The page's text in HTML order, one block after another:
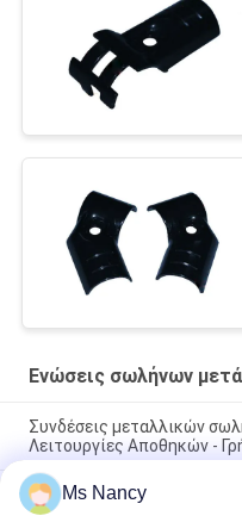
Ενώσεις σωλήνων
Συνδέσεις μεταλλικών
Λειτουργίες Αποθηκών -
Κόστος-αποτελεσματικό
Ms Nancy